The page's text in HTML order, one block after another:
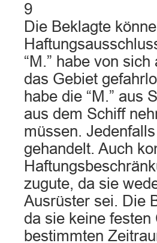
9
Die Beklagte
“M.” habe von
das Gebiet
habe die “M.” aus
aus dem Schiff
müssen.
gehandelt. Auch
zugute, da sie
Ausrüster sei. Die
da sie keine
bestimmten